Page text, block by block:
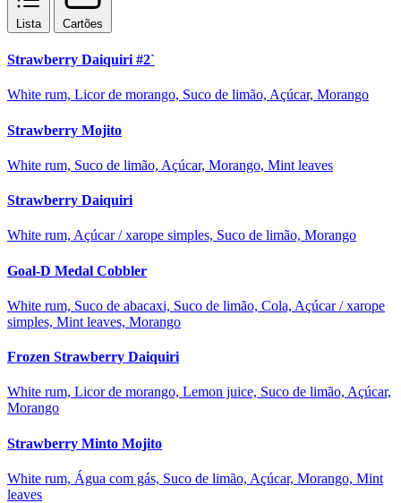
Lista Cartões
Strawberry Daiquiri #2`
White rum, Licor de morango, Suco de limão, Açúcar, Morango
Strawberry Mojito
White rum, Suco de limão, Açúcar, Morango, Mint leaves
Strawberry Daiquiri
White rum, Açúcar / xarope simples, Suco de limão, Morango
Goal-D Medal Cobbler
White rum, Suco de abacaxi, Suco de limão, Cola, Açúcar / xarope
simples, Mint leaves, Morango
Frozen Strawberry Daiquiri
White rum, Licor de morango, Lemon juice, Suco de limão, Açúcar,
Morango
Strawberry Minto Mojito
White rum, Água com gás, Suco de limão, Açúcar, Morango, Mint
leaves